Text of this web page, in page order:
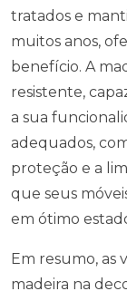
tratados e
muitos anos,
benefício. A
resistente,
a sua
adequados,
proteção e a
que seus
em ótimo
Em resumo, as
madeira na